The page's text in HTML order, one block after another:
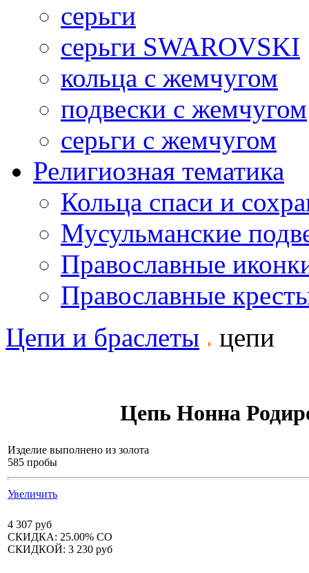
серьги
серьги SWAROVSKI
кольца с жемчугом
подвески с жемчугом
серьги с жемчугом
Религиозная тематика
Кольца спаси и
Мусульманские
Православные
Православные
Цепи и браслеты
цепи
Цепь Нонна
Изделие выполнено из золота
585 пробы
Увеличить
4 307 руб
СКИДКА: 25.00% СО
СКИДКОЙ: 3 230 руб